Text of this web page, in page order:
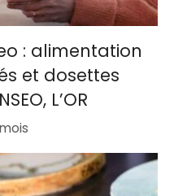
: alimentation
et dosettes
L’OR